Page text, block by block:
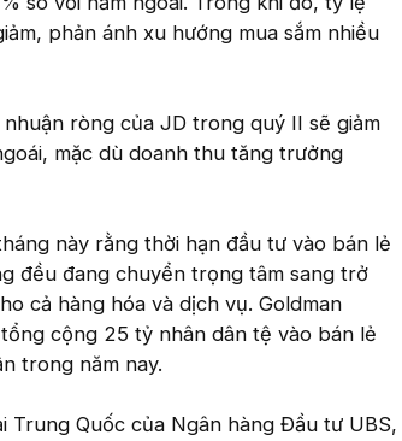
phản ánh xu hướng mua sắm nhiều
ròng của JD trong quý II sẽ giảm
mặc dù doanh thu tăng trưởng
này rằng thời hạn đầu tư vào bán lẻ
đều đang chuyển trọng tâm sang trở
cả hàng hóa và dịch vụ. Goldman
cộng 25 tỷ nhân dân tệ vào bán lẻ
trong năm nay.
Trung Quốc của Ngân hàng Đầu tư UBS,